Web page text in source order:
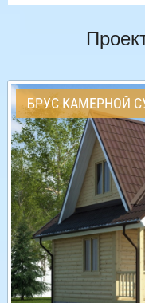
БРУС КАМЕРНОЙ